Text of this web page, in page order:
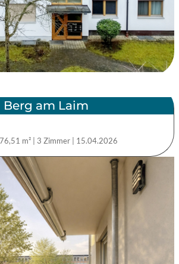
Berg am Laim
m² 3 Zimmer 15.04.2026